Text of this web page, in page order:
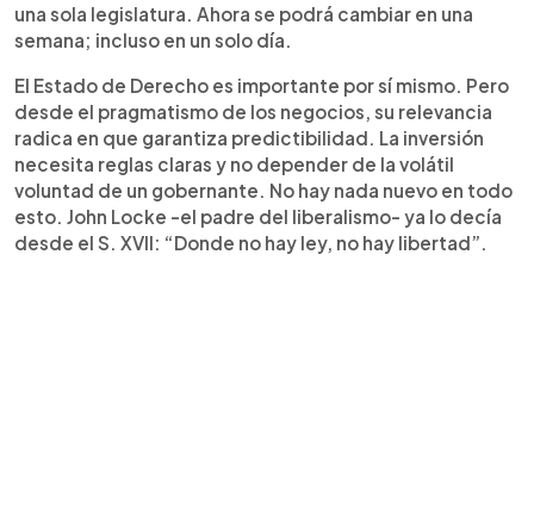
una sola legislatura. Ahora se podrá cambiar en una
semana; incluso en un solo día.
El Estado de Derecho es importante por sí mismo. Pero
desde el pragmatismo de los negocios, su relevancia
radica en que garantiza predictibilidad. La inversión
necesita reglas claras y no depender de la volátil
voluntad de un gobernante. No hay nada nuevo en todo
esto. John Locke -el padre del liberalismo- ya lo decía
desde el S. XVII: “Donde no hay ley, no hay libertad”.